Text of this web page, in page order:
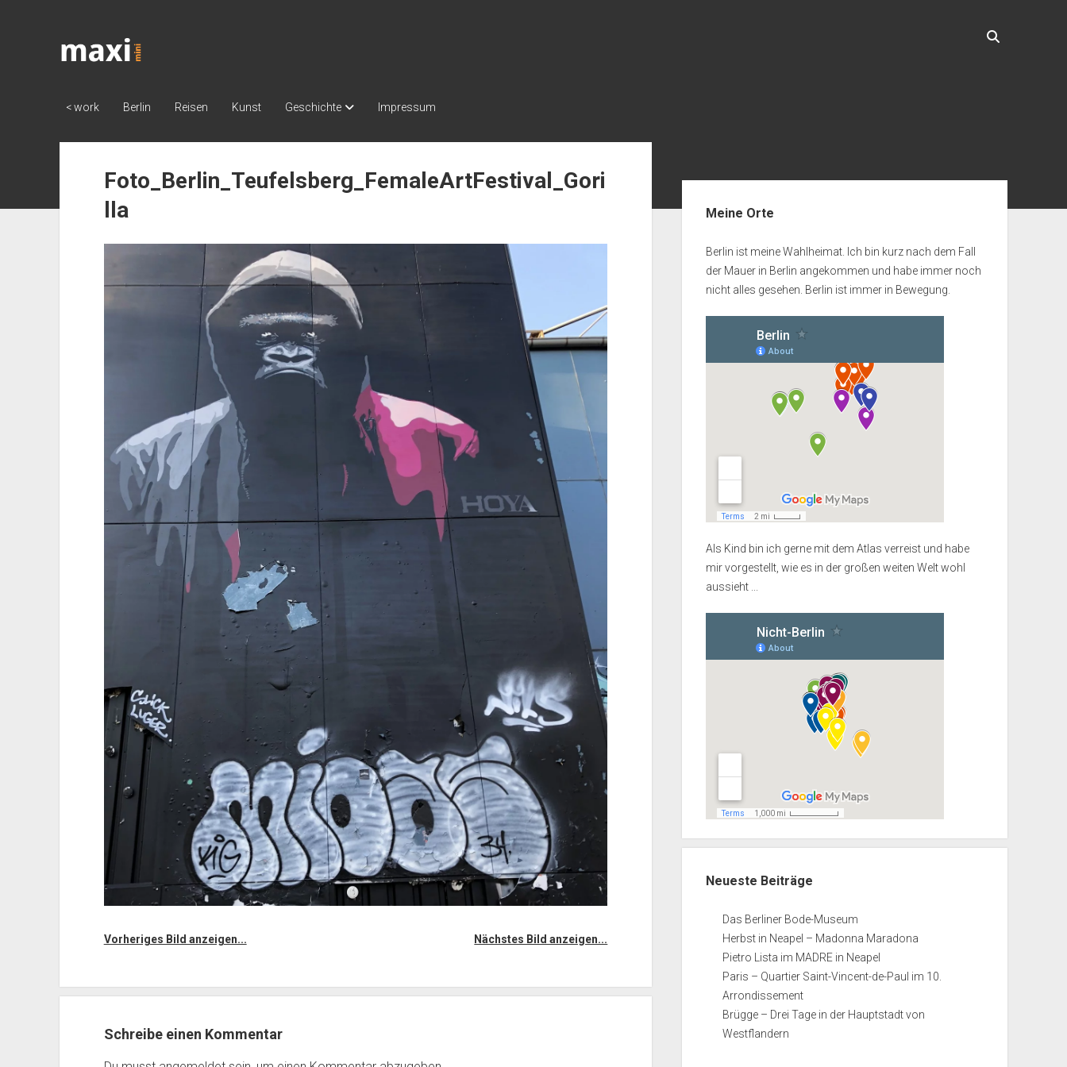
Maximini
< work Berlin Reisen Kunst Geschichte Impressum
Foto_Berlin_Teufelsberg_FemaleArtFestival_Gori
lla
Vorheriges Bild anzeigen... Nächstes Bild anzeigen...
Schreibe einen Kommentar
Meine Orte
Berlin ist meine Wahlheimat. Ich bin kurz nach dem Fall
der Mauer in Berlin angekommen und habe immer noch
nicht alles gesehen. Berlin ist immer in Bewegung.
Als Kind bin ich gerne mit dem Atlas verreist und habe
mir vorgestellt, wie es in der großen weiten Welt wohl
aussieht ...
Neueste Beiträge
Das Berliner Bode-Museum
Herbst in Neapel – Madonna Maradona
Pietro Lista im MADRE in Neapel
Paris – Quartier Saint-Vincent-de-Paul im 10.
Arrondissement
Brügge – Drei Tage in der Hauptstadt von
Westflandern